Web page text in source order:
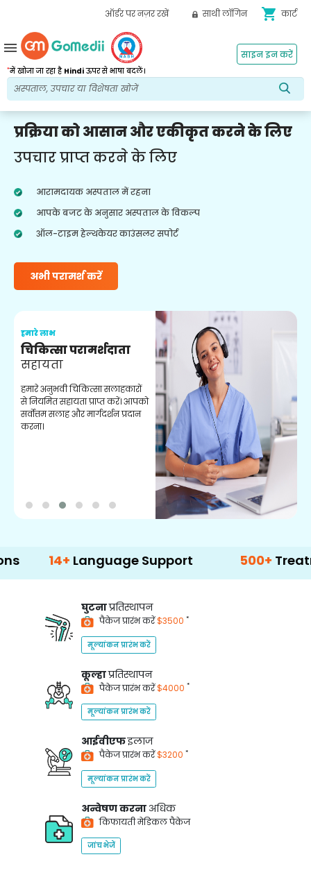
ऑर्डर पर नज़र रखें साथी लॉगिन shopping_cart कार्ट
*में खोजा जा रहा है Hindiऊपर से भाषा बदलें।
साइन इन करें
menu
प्रक्रिया को आसान और एकीकृत करने के लिए
उपचार प्राप्त करने के लिए
आरामदायक अस्पताल में रहना
आपके बजट के अनुसार अस्पताल के विकल्प
ऑल-टाइम हेल्थकेयर काउंसलर सपोर्ट
अभी परामर्श करें
हमारे लाभ
चिकित्सा परामर्शदाता
सहायता
हमारे अनुभवी चिकित्सा सलाहकारों
से नियमित सहायता प्राप्त करें। आपको
सर्वोत्तम सलाह और मार्गदर्शन प्रदान
करना।
Language Support 500+ Treatment
घुटनाप्रतिस्थापन
पैकेज प्रारंभ करें$3500 *
मूल्यांकन प्रारंभ करें
कूल्हाप्रतिस्थापन
पैकेज प्रारंभ करें$4000 *
मूल्यांकन प्रारंभ करें
आईवीएफइलाज
पैकेज प्रारंभ करें$3200 *
मूल्यांकन प्रारंभ करें
अन्वेषण करना अधिक
किफायती मेडिकल पैकेज
जांच भेजें